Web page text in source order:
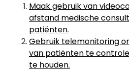
Maak gebruik van
afstand medische
patiënten.
Gebruik telemonitoring
van patiënten te
te houden.